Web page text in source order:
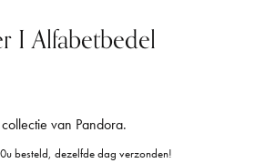
I Alfabetbedel
van Pandora.
besteld, dezelfde dag verzonden!